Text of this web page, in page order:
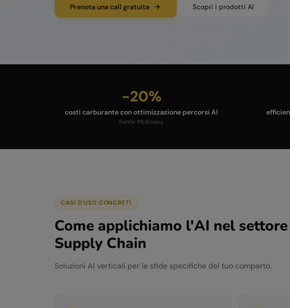
Prenota una call gratuita Scopri i prodotti AI
-20%
costi carburante con ottimizzazione percorsi AI
Fonte: McKinsey
CASI D'USO CONCRETI
Come applichiamo l'AI nel settore
Supply Chain
Soluzioni AI verticali per le sfide specifiche del tuo comparto.